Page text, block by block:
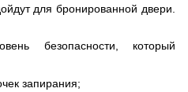
для бронированной двери.
безопасности, который
запирания;